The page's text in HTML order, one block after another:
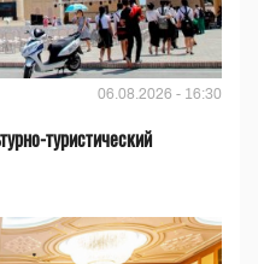
06.08.2026 - 16:30
туристический